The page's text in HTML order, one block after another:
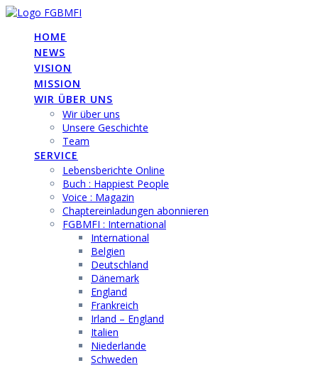
Skip
contentHOME
NEWS
VISION
MISSION
WIR ÜBER UNS
Wir über uns
Unsere Geschichte
Team
SERVICE
Lebensberichte Online
Buch : Happiest People
Voice : Magazin
Chaptereinladungen abonnieren
FGBMFI : International
International
Belgien
Deutschland
Dänemark
England
Frankreich
Irland – England
Italien
Niederlande
Schweden